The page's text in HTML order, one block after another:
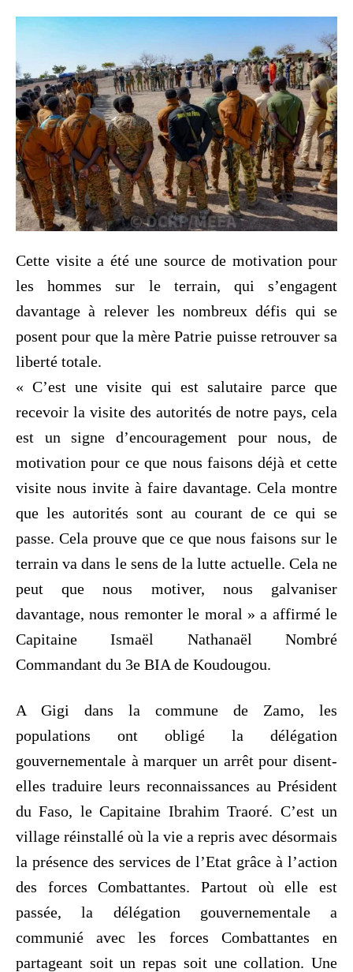
Cette visite a été une source de motivation pour
les hommes sur le terrain, qui s’engagent
davantage à relever les nombreux défis qui se
posent pour que la mère Patrie puisse retrouver sa
liberté totale.
« C’est une visite qui est salutaire parce que
recevoir la visite des autorités de notre pays, cela
est un signe d’encouragement pour nous, de
motivation pour ce que nous faisons déjà et cette
visite nous invite à faire davantage. Cela montre
que les autorités sont au courant de ce qui se
passe. Cela prouve que ce que nous faisons sur le
terrain va dans le sens de la lutte actuelle. Cela ne
peut que nous motiver, nous galvaniser
davantage, nous remonter le moral » a affirmé le
Capitaine Ismaël Nathanaël Nombré
Commandant du 3e BIA de Koudougou.
A Gigi dans la commune de Zamo, les
populations ont obligé la délégation
gouvernementale à marquer un arrêt pour disent-
elles traduire leurs reconnaissances au Président
du Faso, le Capitaine Ibrahim Traoré. C’est un
village réinstallé où la vie a repris avec désormais
la présence des services de l’Etat grâce à l’action
des forces Combattantes. Partout où elle est
passée, la délégation gouvernementale a
communié avec les forces Combattantes en
partageant soit un repas soit une collation. Une